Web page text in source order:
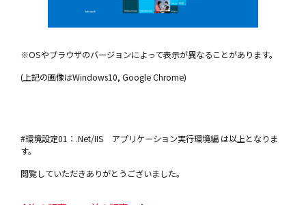
※OSやブラウザのバージョンによって表示が異なることがあります。
(上記の画像はWindows10, Google Chrome)
#環境設定01：.Net/IIS アプリケーション実行環境編 は以上となりま
す。
閲覧していただきありがとうございました。